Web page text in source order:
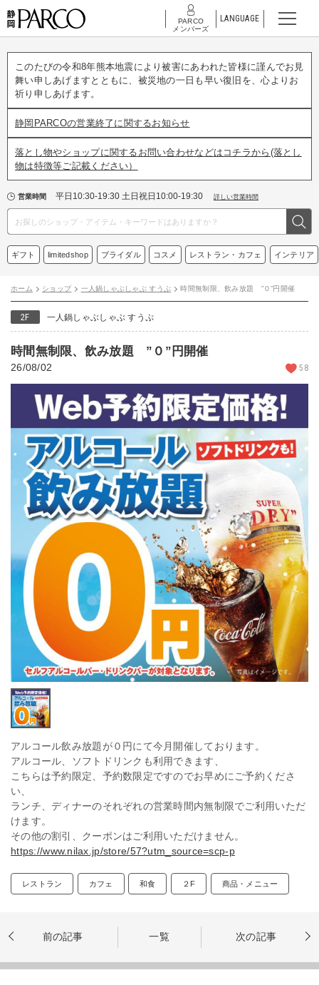
PARCO
メンバーズ
LANGUAGE
このたびの令和8年熊本地震により被害にあわれた皆様に謹んでお見
舞い申しあげますとともに、被災地の一日も早い復旧を、心よりお
祈り申しあげます。
静岡PARCOの営業終了に関するお知らせ
落とし物やショップに関するお問い合わせなどはコチラから(落とし
物は特徴等ご記載ください）
営業時間 平日10:30-19:30 土日祝日10:00-19:30 詳しい営業時間
ギフト limitedshop ブライダル コスメ レストラン・カフェ インテリア
ホーム ショップ 一人鍋しゃぶしゃぶ すうぷ 時間無制限、飲み放題 ”０”円開催
2F 一人鍋しゃぶしゃぶ すうぷ
時間無制限、飲み放題 ”０”円開催
26/08/02 58
アルコール飲み放題が０円にて今月開催しております。
アルコール、ソフトドリンクも利用できます、
こちらは予約限定、予約数限定ですのでお早めにご予約くださ
い、
ランチ、ディナーのそれぞれの営業時間内無制限でご利用いただ
けます。
その他の割引、クーポンはご利用いただけません。
https://www.nilax.jp/store/57?utm_source=scp-p
レストラン カフェ 和食 ２F 商品・メニュー
前の記事 一覧 次の記事